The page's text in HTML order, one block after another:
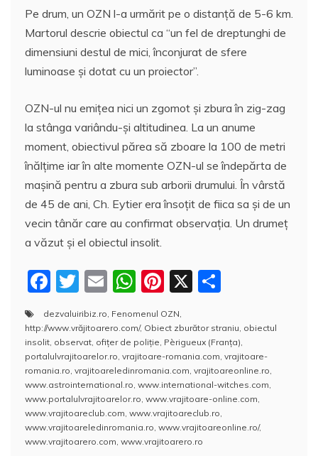
Pe drum, un OZN l-a urmărit pe o distanţă de 5-6 km.
Martorul descrie obiectul ca “un fel de dreptunghi de
dimensiuni destul de mici, înconjurat de sfere
luminoase şi dotat cu un proiector”.
OZN-ul nu emiţea nici un zgomot şi zbura în zig-zag
la stânga variându-şi altitudinea. La un anume
moment, obiectivul părea să zboare la 100 de metri
înălţime iar în alte momente OZN-ul se îndepărta de
maşină pentru a zbura sub arborii drumului. În vârstă
de 45 de ani, Ch. Eytier era însoţit de fiica sa şi de un
vecin tânăr care au confirmat observaţia. Un drumeţ
a văzut şi el obiectul insolit.
F
c
e
b
o
o
k
T
w
itt
er
E
m
ai
l
W
at
s
A
p
p
Pi
nt
er
e
st
X
rt
aj
e
a
z
dezvaluiribiz.ro, Fenomenul OZN,
http://www.vrăjitoarero.com/, Obiect zburător straniu, obiectul
insolit, observat, ofițer de poliție, Pèrigueux (Franţa),
portalulvrajitoarelor.ro, vrajitoare-romania.com, vrajitoare-
romania.ro, vrajitoareledinromania.com, vrajitoareonline.ro,
www.astrointernational.ro, www.international-witches.com,
www.portalulvrajitoarelor.ro, www.vrajitoare-online.com,
www.vrajitoareclub.com, www.vrajitoareclub.ro,
www.vrajitoareledinromania.ro, www.vrajitoareonline.ro/,
www.vrajitoarero.com, www.vrajitoarero.ro